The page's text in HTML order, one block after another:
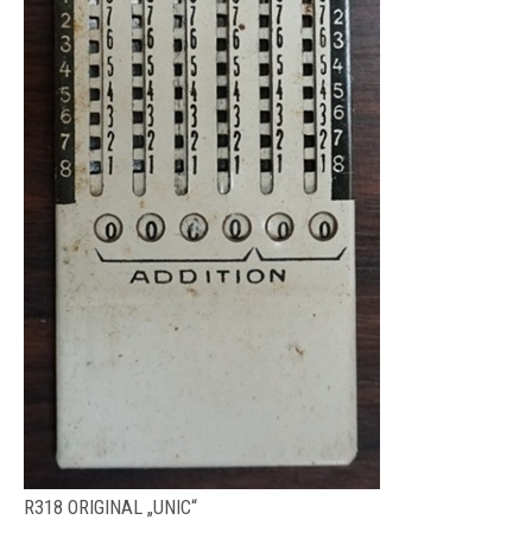
R318 ORIGINAL „UNIC“